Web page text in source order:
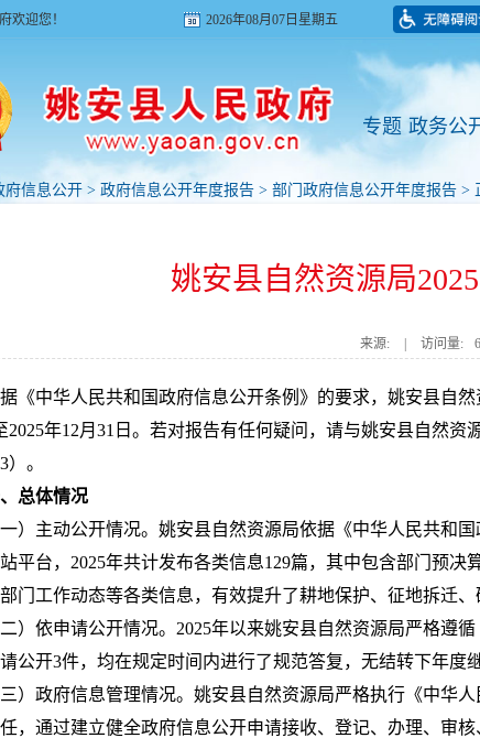
欢迎您！ 2026年08月07日星期五
专题 政务公
府信息公开 > 政府信息公开年度报告 > 部门政府信息公开年度报告 >
姚安县自然资源局
来源: 访问量:
《中华人民共和国政府信息公开条例》的要求，姚安县自
2025年12月31日。若对报告有任何疑问，请与姚安县自然
）。
总体情况
一）主动公开情况。姚安县自然资源局依据《中华人民共和
平台，2025年共计发布各类信息129篇，其中包含部门预
门工作动态等各类信息，有效提升了耕地保护、征地拆迁
二）依申请公开情况。2025年以来姚安县自然资源局严格遵
公开3件，均在规定时间内进行了规范答复，无结转下年度
三）政府信息管理情况。姚安县自然资源局严格执行《中华
，通过建立健全政府信息公开申请接收、登记、办理、审